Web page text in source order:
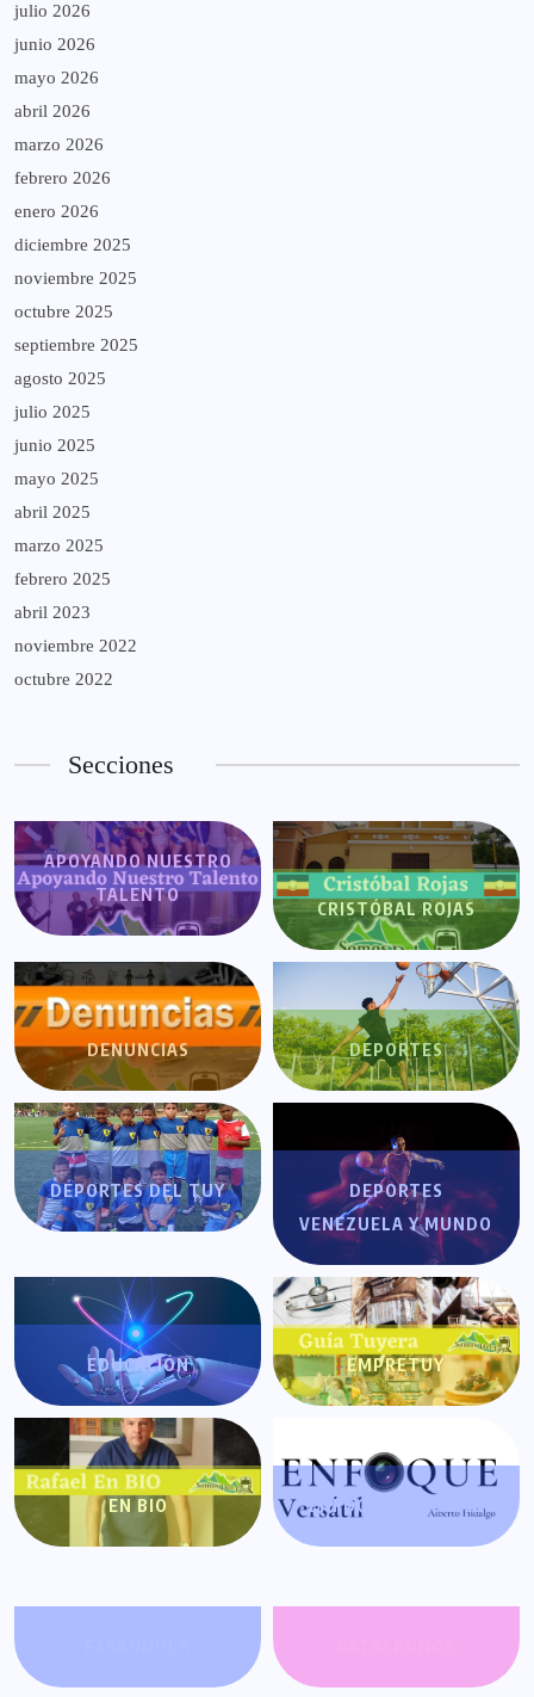
julio 2026
junio 2026
mayo 2026
abril 2026
marzo 2026
febrero 2026
enero 2026
diciembre 2025
noviembre 2025
octubre 2025
septiembre 2025
agosto 2025
julio 2025
junio 2025
mayo 2025
abril 2025
marzo 2025
febrero 2025
abril 2023
noviembre 2022
octubre 2022
Secciones
APOYANDO NUESTRO
TALENTO
CRISTÓBAL ROJAS
DENUNCIAS DEPORTES
DEPORTES DEL TUY
DEPORTES
VENEZUELA Y MUNDO
EDUCACIÓN EMPRETUY
EN BIO ENFOQUE VERSÁTIL